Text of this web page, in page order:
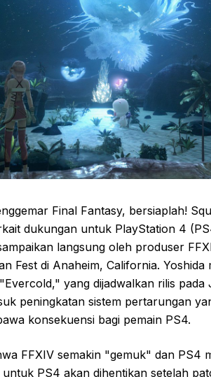
Final Fantasy, bersiaplah!
dukungan untuk PlayStation 4
langsung oleh produser
Fest di Anaheim, California.
yang dijadwalkan rilis
peningkatan sistem pertarungan
konsekuensi bagi pemain PS4.
FFXIV semakin "gemuk" dan PS4
PS4 akan dihentikan setelah